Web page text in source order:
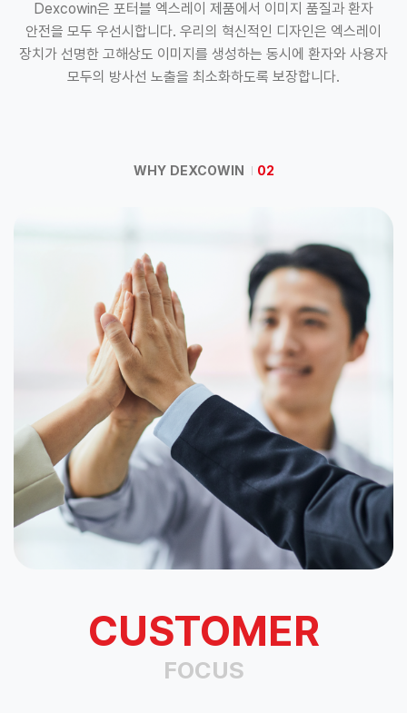
Dexcowin은 포터블 엑스레이 제품에서 이미지 품질과 환자
안전을 모두 우선시합니다. 우리의 혁신적인 디자인은 엑스레이
장치가 선명한 고해상도 이미지를 생성하는 동시에 환자와 사용자
모두의 방사선 노출을 최소화하도록 보장합니다.
CUSTOMER
FOCUS
WHY DEXCOWIN 02